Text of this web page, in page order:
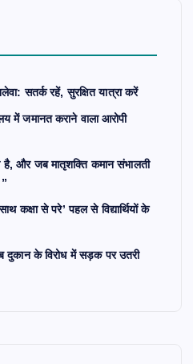
सतर्क रहें, सुरक्षित यात्रा करें
में जमानत कराने वाला आरोपी
है, और जब मातृशक्ति कमान संभालती
कक्षा से परे’ पहल से विद्यार्थियों के
दुकान के विरोध में सड़क पर उतरी